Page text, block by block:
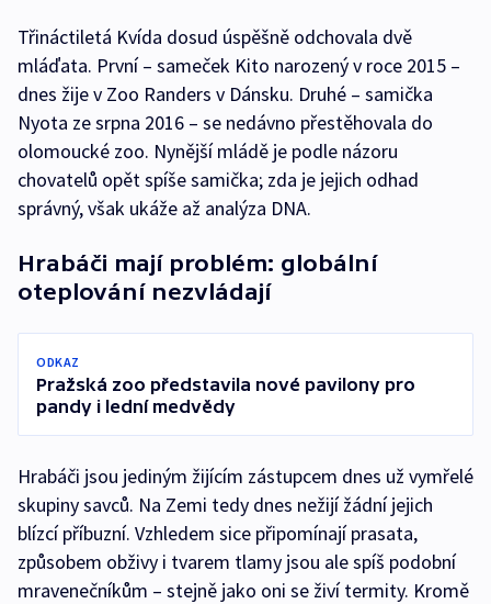
Třináctiletá Kvída dosud úspěšně odchovala dvě
mláďata. První – sameček Kito narozený v roce 2015 –
dnes žije v Zoo Randers v Dánsku. Druhé – samička
Nyota ze srpna 2016 – se nedávno přestěhovala do
olomoucké zoo. Nynější mládě je podle názoru
chovatelů opět spíše samička; zda je jejich odhad
správný, však ukáže až analýza DNA.
Hrabáči mají problém: globální
oteplování nezvládají
ODKAZ
Pražská zoo představila nové pavilony pro
pandy i lední medvědy
Hrabáči jsou jediným žijícím zástupcem dnes už vymřelé
skupiny savců. Na Zemi tedy dnes nežijí žádní jejich
blízcí příbuzní. Vzhledem sice připomínají prasata,
způsobem obživy i tvarem tlamy jsou ale spíš podobní
mravenečníkům – stejně jako oni se živí termity. Kromě